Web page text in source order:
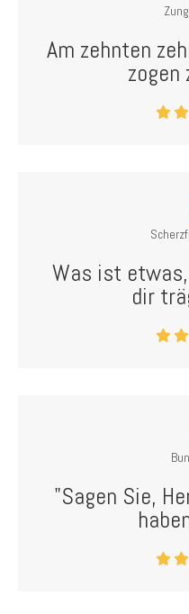
Am zehnten
zogen
Was ist
dir
"Sagen Sie,